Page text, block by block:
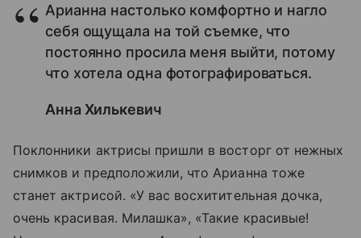
Арианна настолько комфортно и нагло
себя ощущала на той съемке, что
постоянно просила меня выйти, потому
что хотела одна фотографироваться.
Анна Хилькевич
Поклонники актрисы пришли в восторг от нежных
снимков и предположили, что Арианна тоже
станет актрисой. «У вас восхитительная дочка,
очень красивая. Милашка», «Такие красивые!